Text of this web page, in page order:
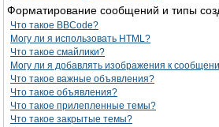
Форматирование сообщений и типы
Что такое BBCode?
Могу ли я использовать HTML?
Что такое смайлики?
Могу ли я добавлять изображения к
Что такое важные объявления?
Что такое объявления?
Что такое прилепленные темы?
Что такое закрытые темы?